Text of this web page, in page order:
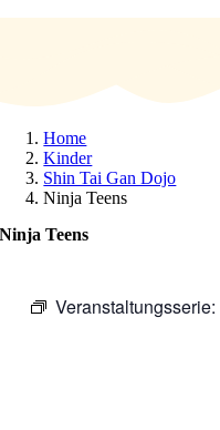
Home
Kinder
Shin Tai Gan Dojo
Ninja Teens
Ninja Teens
Veranstaltungsserie: